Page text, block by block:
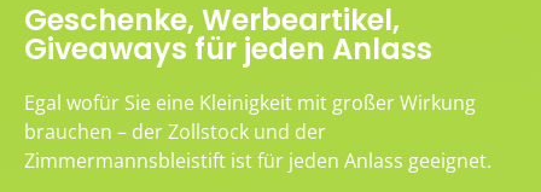
Geschenke, Werbeartikel,
Giveaways für jeden Anlass
Egal wofür Sie eine Kleinigkeit mit großer Wirkung
brauchen – der Zollstock und der
Zimmermannsbleistift ist für jeden Anlass geeignet.